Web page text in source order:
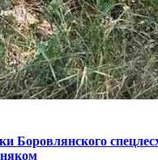
Боровлянского